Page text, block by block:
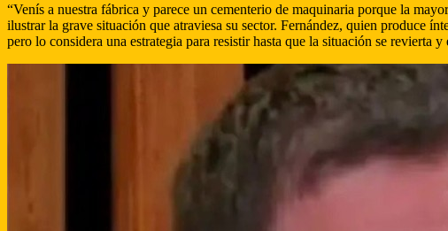
“Venís a nuestra fábrica y parece un cementerio de maquinaria porque la
ilustrar la grave situación que atraviesa su sector. Fernández, quien produce
pero lo considera una estrategia para resistir hasta que la situación se revierta